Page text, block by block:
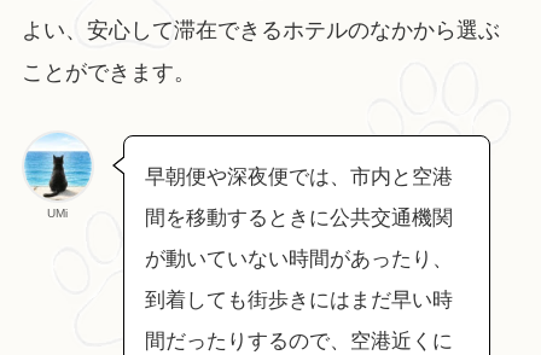
よい、安心して滞在できるホテルのなかから選ぶ
ことができます。
UMi
早朝便や深夜便では、市内と空港
間を移動するときに公共交通機関
が動いていない時間があったり、
到着しても街歩きにはまだ早い時
間だったりするので、空港近くに